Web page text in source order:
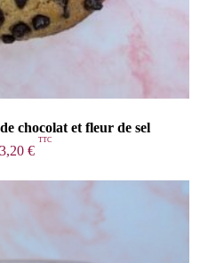
chocolat et fleur de sel
3,20 €